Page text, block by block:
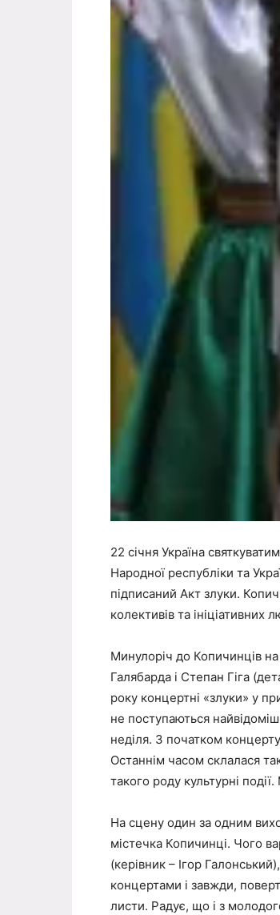
22 січня Україна
Народної республіки та
підписаний Акт злуки.
колективів та
Минулоріч до Копичинців на
Галябарда і Степан Гіга
року концертні «злуки» у
не поступаються
неділя. З початком
Останнім часом склалася
такого роду культурні
На сцену один за одним
містечка Копичинці. Чого
(керівник – Ігор
концертами і завжди,
листи. Радує, що і з